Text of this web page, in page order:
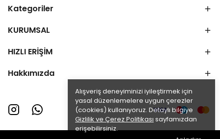
Alışveriş deneyiminizi iyileştirmek için
yasal düzenlemelere uygun çerezler
(cookies) kullanıyoruz. Detaylı bilgiye
Gizlilik ve Çerez Politikası sayfamızdan
erişebilirsiniz.
Kategoriler
KURUMSAL
HIZLI ERİŞİM
Hakkımızda